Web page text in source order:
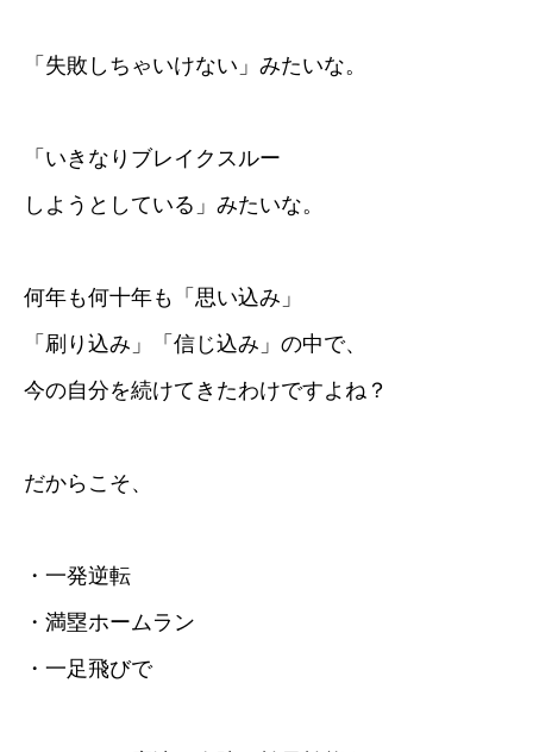
「失敗しちゃいけない」みたいな。
「いきなりブレイクスルー
しようとしている」みたいな。
何年も何十年も「思い込み」
「刷り込み」「信じ込み」の中で、
今の自分を続けてきたわけですよね？
だからこそ、
・一発逆転
・満塁ホームラン
・一足飛びで